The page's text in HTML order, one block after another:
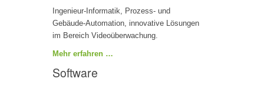
Ingenieur-Informatik, Prozess- und
Gebäude-Automation, innovative Lösungen
im Bereich Videoüberwachung.
Mehr erfahren …
Software